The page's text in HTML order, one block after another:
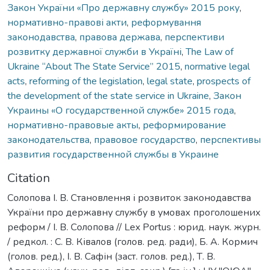
Закон України «Про державну службу» 2015 року,
нормативно-правові акти, реформування
законодавства, правова держава, перспективи
розвитку державної служби в Україні,The Law of
Ukraine “About The State Service” 2015, normative legal
acts, reforming of the legislation, legal state, prospects of
the development of the state service in Ukraine, Закон
Украины «О государственной службе» 2015 года,
нормативно-правовые акты, реформирование
законодательства, правовое государство, перспективы
развития государственной службы в Украине
Citation
Солопова І. В. Становлення і розвиток законодавства
України про державну службу в умовах проголошених
реформ / І. В. Солопова // Lex Portus : юрид. наук. журн.
/ редкол. : С. В. Ківалов (голов. ред. ради), Б. А. Кормич
(голов. ред.), І. В. Сафін (заст. голов. ред.), Т. В.